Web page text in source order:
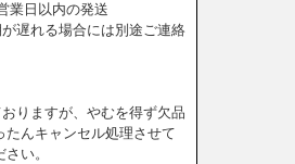
業日以内の発送
遅れる場合には別途ご連絡
りますが、やむを得ず欠品
んキャンセル処理させて
い。